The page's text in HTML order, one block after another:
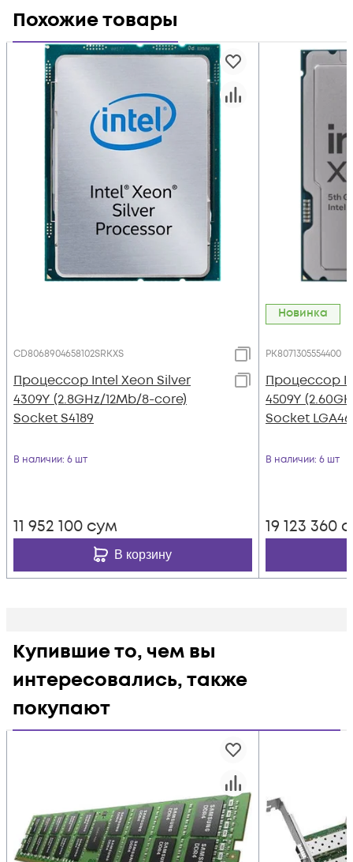
Похожие товары
CD8068904658102SRKXS
Процессор Intel Xeon Silver
4309Y (2.8GHz/12Mb/8-core)
Socket S4189
В наличии: 6 шт
11 952 100 сум
В корзину
Новинка
PK8071305554400
Процессор
4509Y
Socket
В наличии: 6 шт
19 123 360
Купившие то, чем вы
интересовались, также
покупают